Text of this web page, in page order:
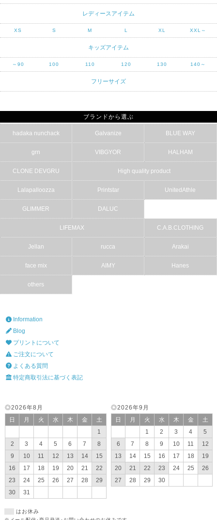
レディースアイテム
XS S M L XL XXL～
キッズアイテム
～90 100 110 120 130 140～
フリーサイズ
ブランドから選ぶ
hadaka nunchack Galvanize BLUE WAY
grn VIBGYOR HALHAM
CLONE DEVGRU High quality product
Lalapalloozza Printstar UnitedAthle
GLIMMER DALUC
LIFEMAX C.A.B.CLOTHING
Jellan rucca Arakai
face mix AIMY Hanes
others
Information
Blog
プリントについて
ご注文について
よくある質問
特定商取引法に基づく表記
◎2026年9月
日
月 火 水 木 金
土
1
2 3 4
5
6
7 8 9 10 11
12
13
14 15 16 17 18
19
20
21 22 23 24 25
26
27
28 29 30
◎2026年8月
日
月 火 水 木 金
土
1
2
3 4 5 6 7
8
9
10 11 12 13 14
15
16
17 18 19 20 21
22
23
24 25 26 27 28
29
30
31
はお休み